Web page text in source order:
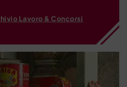
Lavoro & Concorsi